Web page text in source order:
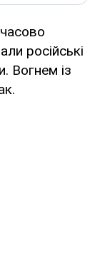
російські
Вогнем із